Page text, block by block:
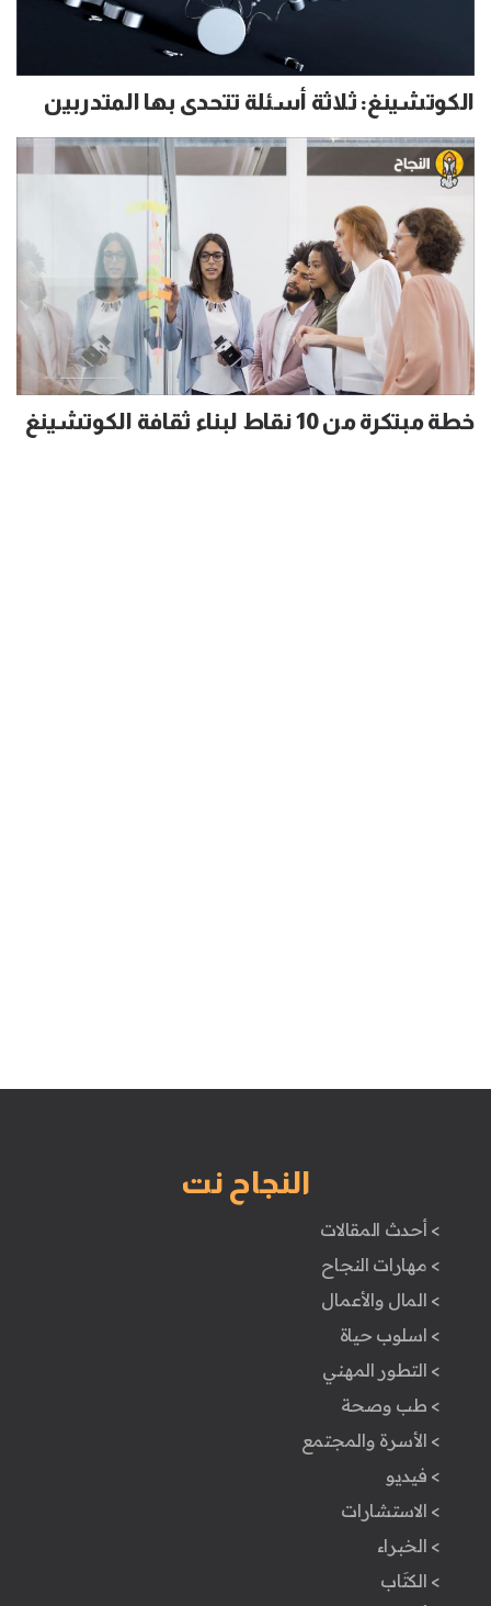
الكوتشينغ: ثلاثة أسئلة تتحدى بها المتدربين
خطة مبتكرة من 10 نقاط لبناء ثقافة الكوتشينغ
النجاح نت
> أحدث المقالات
> مهارات النجاح
> المال والأعمال
> اسلوب حياة
> التطور المهني
> طب وصحة
> الأسرة والمجتمع
> فيديو
> الاستشارات
> الخبراء
> الكتَاب